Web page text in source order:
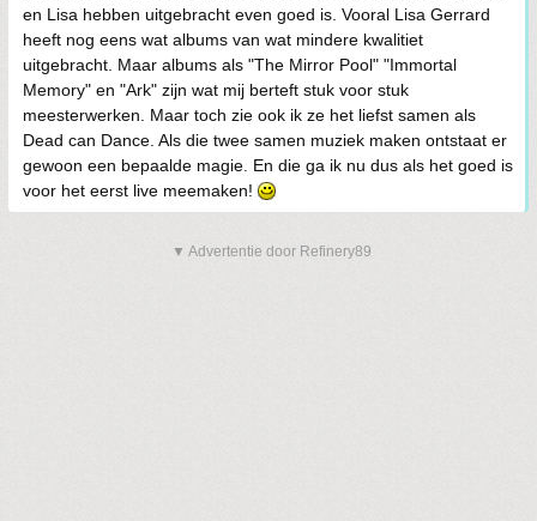
en Lisa hebben uitgebracht even goed is. Vooral Lisa Gerrard
heeft nog eens wat albums van wat mindere kwalitiet
uitgebracht. Maar albums als "The Mirror Pool" "Immortal
Memory" en "Ark" zijn wat mij berteft stuk voor stuk
meesterwerken. Maar toch zie ook ik ze het liefst samen als
Dead can Dance. Als die twee samen muziek maken ontstaat er
gewoon een bepaalde magie. En die ga ik nu dus als het goed is
voor het eerst live meemaken!
▼ Advertentie door Refinery89